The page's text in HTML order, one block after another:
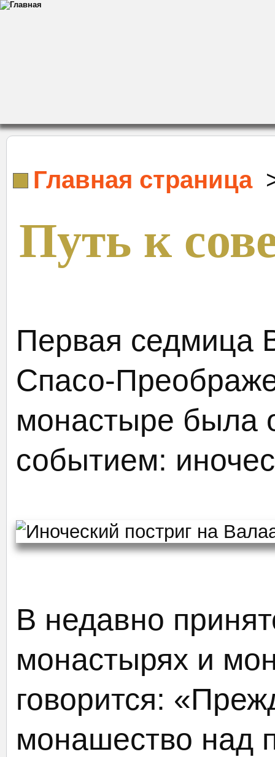
Главная страница
Путь к
Первая седмица
Спасо-
монастыре была
событием:
В недавно
монастырях и
говорится:
монашество над